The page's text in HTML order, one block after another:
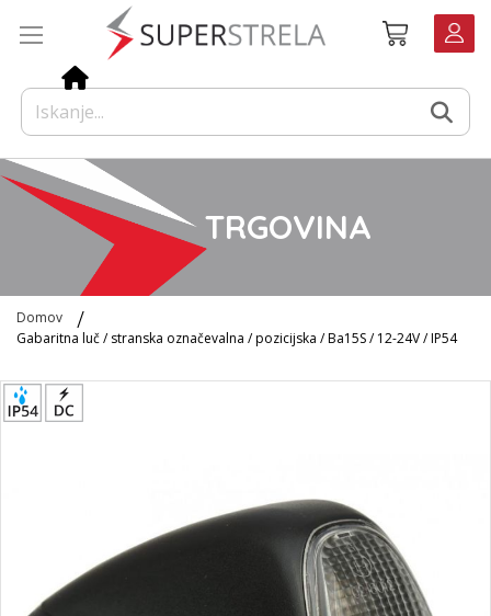
Košarica
TRGOVINA
Domov
Gabaritna luč / stranska označevalna / pozicijska / Ba15S / 12-24V / IP54
Preskoči
na